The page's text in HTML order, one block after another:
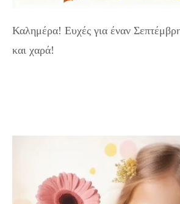
Καλημέρα! Ευχές για έναν
και χαρά!